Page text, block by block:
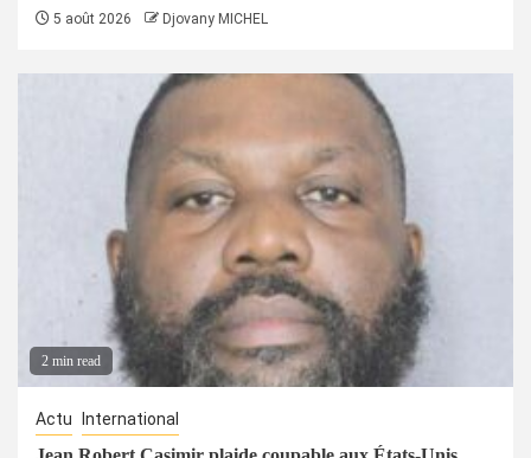
5 août 2026 Djovany MICHEL
2 min read
Actu International